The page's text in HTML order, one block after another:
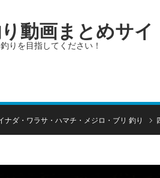
動画まとめサイ
りを目指してください！
ナダ・ワラサ・ハマチ・メジロ・ブリ 釣り